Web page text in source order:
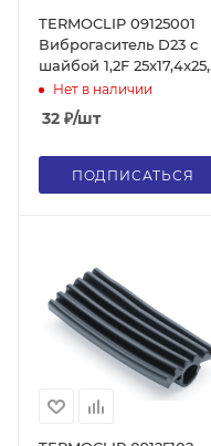
TERMOCLIP 09125001
Виброгаситель D23 с
шайбой 1,2F 25x17,4x25,
ммНет в наличии
32 ₽/шт
ПОДПИСАТЬСЯ